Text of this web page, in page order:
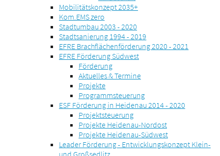
Mobilitätskonzept 2035+
Kom.EMS zero
Stadtumbau 2003 - 2020
Stadtsanierung 1994 - 2019
EFRE Brachflächenförderung 2020 - 2021
EFRE Förderung Südwest
Förderung
Aktuelles & Termine
Projekte
Programmsteuerung
ESF Förderung in Heidenau 2014 - 2020
Projektsteuerung
Projekte Heidenau-Nordost
Projekte Heidenau-Südwest
Leader Förderung - Entwicklungskonzept Klein-